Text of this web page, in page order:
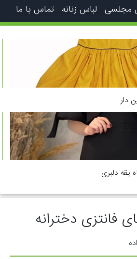
مجلسی لباس زنانه تماس با ما
دار
یقه دلبری
فانتزی دخترانه